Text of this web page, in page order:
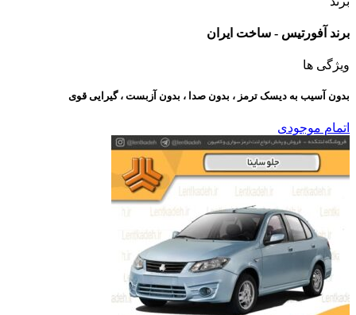
برند آفورتیس - ساخت ایران
ویژگی ها
بدون آسیب به دیسک ترمز ، بدون صدا ، بدون آزبست ، گیرایی قوی​
اتمام موجودی